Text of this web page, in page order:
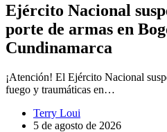
Ejército Nacional
porte de armas en
Cundinamarca
¡Atención! El Ejército Nacional
fuego y traumáticas en…
Terry Loui
5 de agosto de 2026